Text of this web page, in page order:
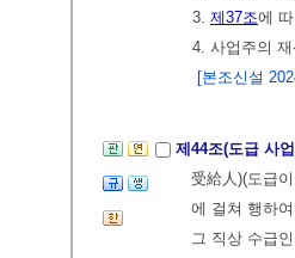
3. 제37조에
4. 사업주의
[본조신설
제44조(도급 사
受給人)(도급
에 걸쳐 행하
그 직상 수급